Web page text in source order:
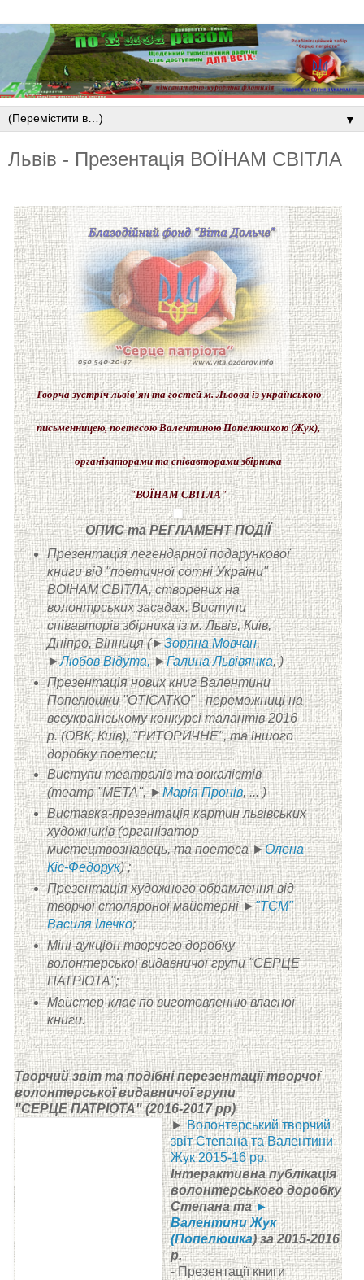
▼
Львів - Презентація ВОЇНАМ СВІТЛА
Творча зустріч львів'ян та гостей м. Львова із українською
письменницею, поетесою Валентиною Попелюшкою (Жук),
організаторами та співавторами збірника
"ВОЇНАМ СВІТЛА"
ОПИС та РЕГЛАМЕНТ ПОДІЇ
Презентація легендарної подарункової
книги від "поетичної сотні України"
ВОЇНАМ СВІТЛА, створених на
волонтрських засадах.Виступи
співавторів збірника із м. Львів, Київ,
Дніпро, Вінниця (►Зоряна Мовчан,
►Любов Відута,►Галина Львівянка, )
Презентація нових книг Валентини
Попелюшки "ОТІСАТКО" - переможниці на
всеукраїнському конкурсі талантів 2016
р. (ОВК, Київ),"РИТОРИЧНЕ", та іншого
доробку поетеси;
Виступи театралів та вокалістів
(театр "МЕТА", ►Марія Пронів, ... )
Виставка-презентація картин львівських
художників (організатор
мистецтвознавець, та поетеса ►Олена
Кіс-Федорук) ;
Презентація художного обрамлення від
творчої столяроної майстерні ►"ТСМ"
Василя Ілечко;
Міні-аукціон творчого доробку
волонтерської видавничої групи "СЕРЦЕ
ПАТРІОТА";
Майстер-клас по виготовленню власної
книги.
Творчий звіт та подібні перезентації творчої
волонтерської видавничої групи
"СЕРЦЕ ПАТРІОТА" (2016-2017 рр)
►Волонтерський творчий
звіт Степана та Валентини
Жук 2015-16 рр.
Інтерактивна публікація
волонтерського доробку
Степана та►
Валентини Жук
(Попелюшка) за 2015-2016
р.
- Презентації книги